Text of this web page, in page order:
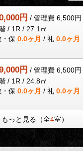
円 / 管理費 6,500円
/ 1R / 27.1㎡
・保 0.0ヶ月 / 礼 0.0ヶ月
円 / 管理費 6,500円
/ 1R / 24.8㎡
・保 0.0ヶ月 / 礼 0.0ヶ月
もっと見る（全4室）